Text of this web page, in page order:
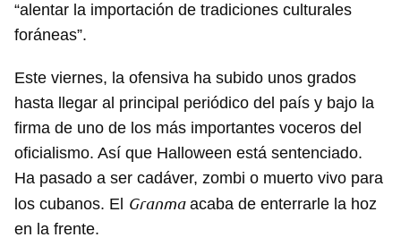
“alentar la importación de tradiciones culturales
foráneas”.
Este viernes, la ofensiva ha subido unos grados
hasta llegar al principal periódico del país y bajo la
firma de uno de los más importantes voceros del
oficialismo. Así que Halloween está sentenciado.
Ha pasado a ser cadáver, zombi o muerto vivo para
los cubanos. El Granmaacaba de enterrarle la hoz
en la frente.